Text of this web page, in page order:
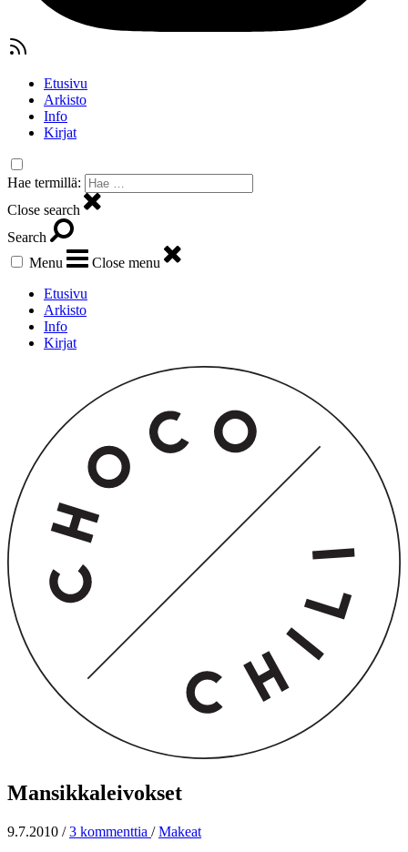
Etusivu
Arkisto
Info
Kirjat
Hae termillä:
Close search
Search
Menu
Close menu
Etusivu
Arkisto
Info
Kirjat
Mansikkaleivokset
9.7.2010 / 3 kommenttia / Makeat